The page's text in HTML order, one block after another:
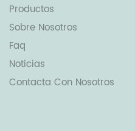
Productos
Sobre Nosotros
Faq
Noticias
Contacta Con Nosotros